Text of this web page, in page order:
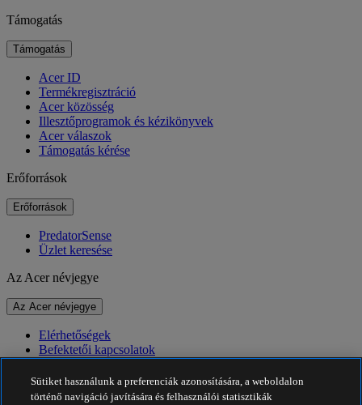
Támogatás
Támogatás
Acer ID
Termékregisztráció
Acer közösség
Illesztőprogramok és kézikönyvek
Acer válaszok
Támogatás kérése
Erőforrások
Erőforrások
PredatorSense
Üzlet keresése
Az Acer névjegye
Az Acer névjegye
Elérhetőségek
Befektetői kapcsolatok
Díjak
Események
Sütiket használunk a preferenciák azonosítására, a weboldalon
történő navigáció javítására és felhasználói statisztikák